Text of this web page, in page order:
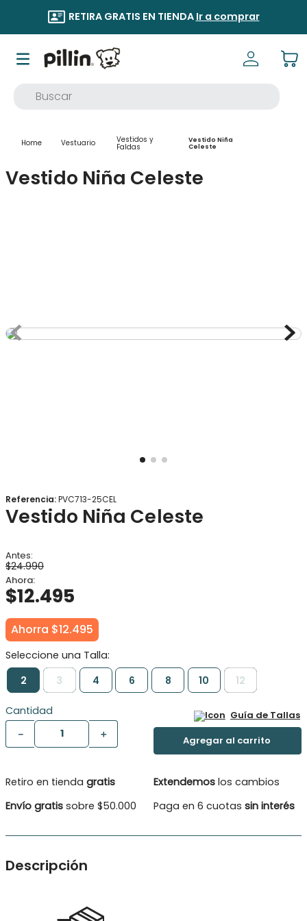
RETIRA GRATIS EN TIENDA Ir a comprar
Vestuario Vestidos y
Faldas
Vestido Niña
Celeste
Vestido Niña Celeste
Referencia:PVC713-25CEL
Vestido Niña Celeste
$24.990
$12.495
Ahorra $12.495
2 3 4 6 8 10 12
Cantidad
＋
－
Guía de Tallas
Retiro en tienda gratis
Envío gratis sobre $50.000
Extendemos los cambios
Paga en 6 cuotas sin interés
Descripción
Sus mangas y silueta amplia nos invita a sentirnos libres y
disfrutar cada momento. Viene con broderie en delantero que
1
buzo
osito
9.
panty